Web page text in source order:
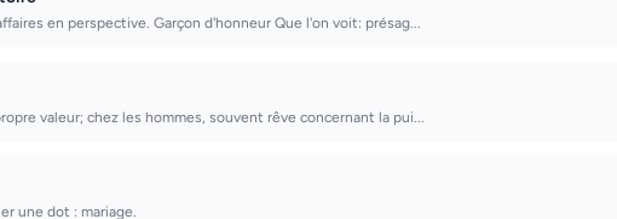
en perspective. Garçon d'honneur Que l'on voit: présag...
valeur; chez les hommes, souvent rêve concernant la pui...
une dot : mariage.